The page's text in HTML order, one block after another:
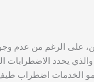
على الرغم من عدم
يحدد